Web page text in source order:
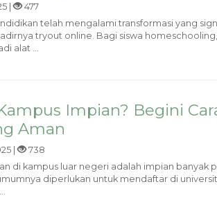
|
477
telah mengalami transformasi yang
tryout online. Bagi siswa
alat ...
Impian? Begini
Aman
|
738
di kampus luar negeri adalah impian banyak
diperlukan untuk mendaftar di